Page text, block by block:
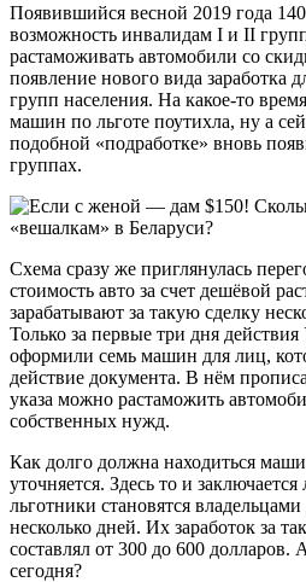
Появившийся весной 2019 года
возможность инвалидам I и II
растаможивать автомобили со
появление нового вида заработка
групп населения. На какое-то
машин по льготе поутихла, ну а
подобной «подработке» вновь
группах.
Схема сразу же приглянулась
стоимость авто за счет дешёвой
зарабатывают за такую сделку
Только за первые три дня
оформили семь машин для лиц,
действие документа. В нём
указа можно растаможить
собственных нужд.
Как долго должна находиться
уточняется. Здесь то и
льготники становятся
несколько дней. Их заработок за
составлял от 300 до 600 долларов.
сегодня?